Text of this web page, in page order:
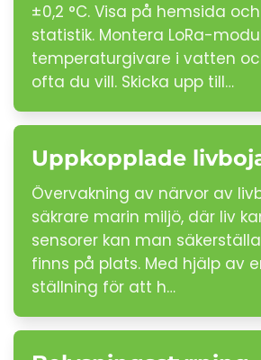
±0,2 °C. Visa på hemsida
statistik. Montera LoRa-
temperaturgivare i vatten
ofta du vill. Skicka upp till…
Uppkopplade
Övervakning av närvor av
säkrare marin miljö, där liv
sensorer kan man
finns på plats. Med hjälp av
ställning för att h…